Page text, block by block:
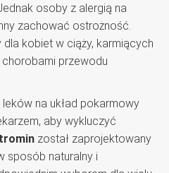
osoby z alergią na
zachować ostrożność.
kobiet w ciąży, karmiących
przewodu
na układ pokarmowy
aby wykluczyć
został zaprojektowany
sposób naturalny i